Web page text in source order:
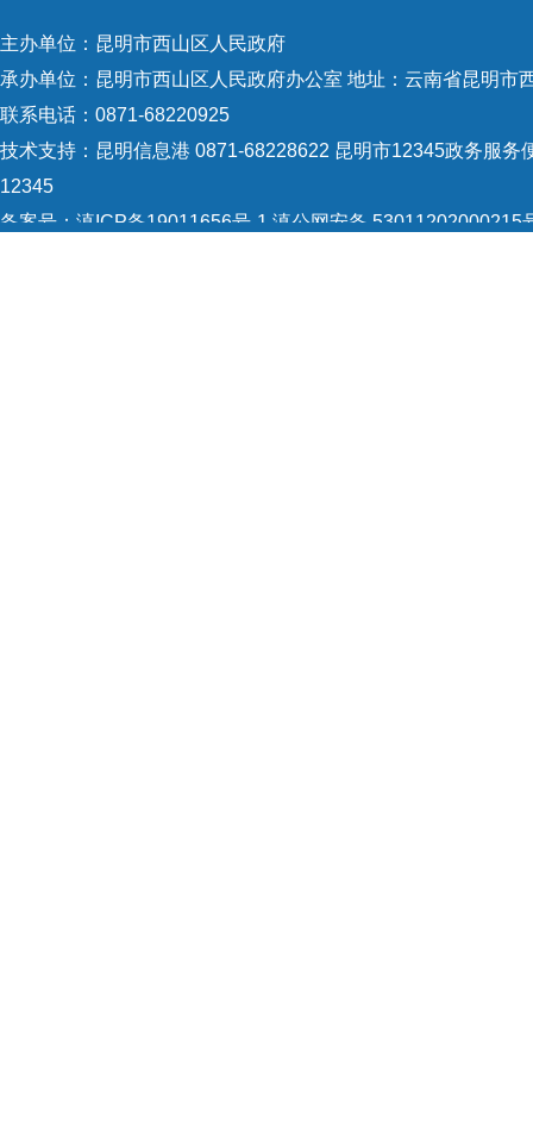
主办单位：昆明市西山区人民政府
承办单位：昆明市西山区人民政府办公室 地址：云南省昆明市
联系电话：0871-68220925
技术支持： 昆明信息港 0871-68228622 昆明市12345政务服务
12345
备案号： 滇ICP备19011656号-1 滇公网安备 53011202000215